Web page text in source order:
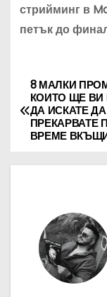
стрийминг в
петък до
Н
а
8 МАЛКИ
КОИТО ЩЕ ВИ
ДА ИСКАТЕ ДА
ПРЕКАРВАТЕ
ВРЕМЕ